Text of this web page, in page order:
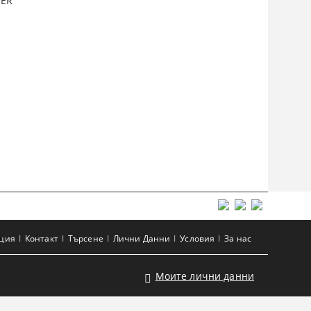
Контакт Търсене Лични Данни Условия За нас
Моите лични данни